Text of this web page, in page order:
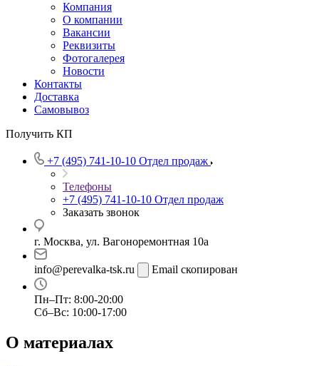
Компания
О компании
Вакансии
Реквизиты
Фотогалерея
Новости
Контакты
Доставка
Самовывоз
Получить КП
+7 (495) 741-10-10 Отдел продаж
Телефоны
+7 (495) 741-10-10 Отдел продаж
Заказать звонок
г. Москва, ул. Вагоноремонтная 10а
info@perevalka-tsk.ru Email скопирован
Пн–Пт: 8:00-20:00
Сб–Вс: 10:00-17:00
О материалах